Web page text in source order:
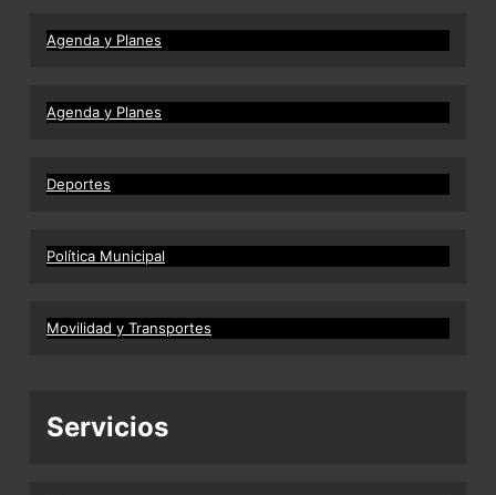
Agenda y Planes
Agenda y Planes
Deportes
Política Municipal
Movilidad y Transportes
Servicios